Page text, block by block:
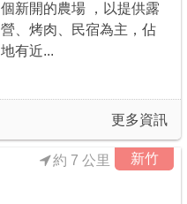
個新開的農場 ，以提供露
營、烤肉、民宿為主，佔
地有近...
更多資訊
新竹
約 7 公里